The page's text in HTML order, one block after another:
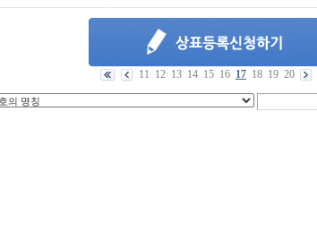
11 12 13 14 15 16 17 18 19 20